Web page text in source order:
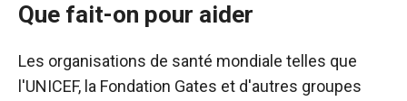
Que fait-on pour aider
Les organisations de santé mondiale telles que
l'UNICEF, la Fondation Gates et d'autres groupes